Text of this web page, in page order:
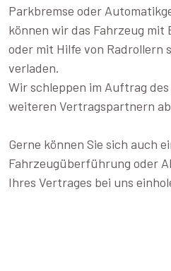
Parkbremse oder
können wir das Fahrzeug mit
oder mit Hilfe von Radrollern
verladen.
Wir schleppen im Auftrag des
weiteren Vertragspartnern
Gerne können Sie sich auch
Fahrzeugüberführung oder
Ihres Vertrages bei uns